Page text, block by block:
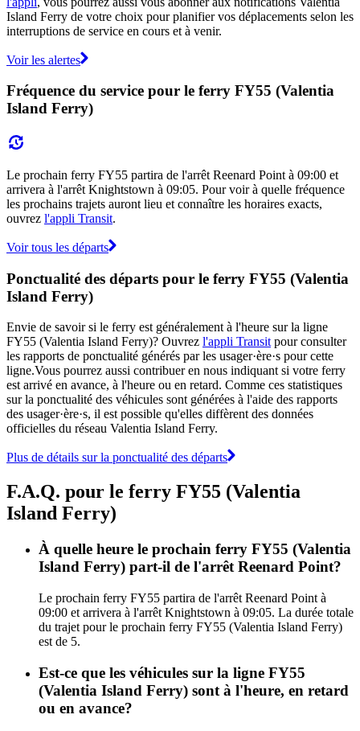
Island Ferry de votre choix pour planifier vos déplacements selon les
interruptions de service en cours et à venir.
Voir les alertes
Fréquence du service pour le ferry FY55 (Valentia
Island Ferry)
Le prochain ferry FY55 partira de l'arrêt Reenard Point à 09:00 et
arrivera à l'arrêt Knightstown à 09:05. Pour voir à quelle fréquence
les prochains trajets auront lieu et connaître les horaires exacts,
ouvrez l'appli Transit.
Voir tous les départs
Ponctualité des départs pour le ferry FY55 (Valentia
Island Ferry)
Envie de savoir si le ferry est généralement à l'heure sur la ligne
FY55 (Valentia Island Ferry)? Ouvrez l'appli Transit pour consulter
les rapports de ponctualité générés par les usager·ère·s pour cette
ligne.Vous pourrez aussi contribuer en nous indiquant si votre ferry
est arrivé en avance, à l'heure ou en retard. Comme ces statistiques
sur la ponctualité des véhicules sont générées à l'aide des rapports
des usager·ère·s, il est possible qu'elles diffèrent des données
officielles du réseau Valentia Island Ferry.
Plus de détails sur la ponctualité des départs
F.A.Q. pour le ferry FY55 (Valentia
Island Ferry)
À quelle heure le prochain ferry FY55 (Valentia
Island Ferry) part-il de l'arrêt Reenard Point?
Le prochain ferry FY55 partira de l'arrêt Reenard Point à
09:00 et arrivera à l'arrêt Knightstown à 09:05. La durée totale
du trajet pour le prochain ferry FY55 (Valentia Island Ferry)
est de 5.
Est-ce que les véhicules sur la ligne FY55
(Valentia Island Ferry) sont à l'heure, en retard
ou en avance?